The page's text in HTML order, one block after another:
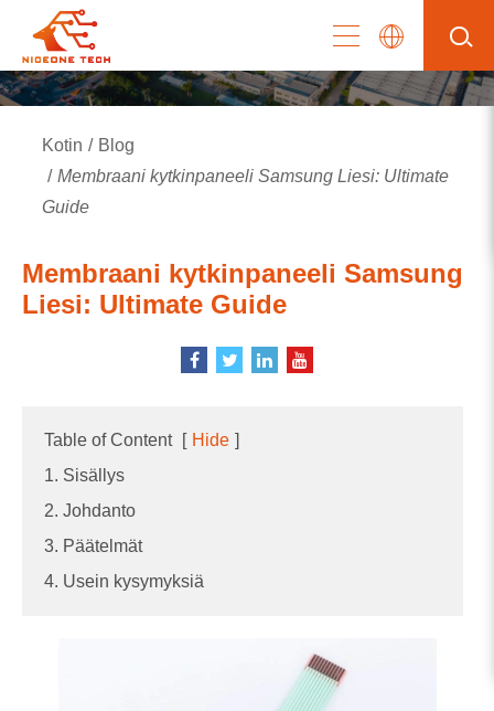
Kotin
Blog
Membraani kytkinpaneeli Samsung Liesi: Ultimate
Guide
Membraani kytkinpaneeli Samsung
Liesi: Ultimate Guide
Table of Content [ Hide ]
1. Sisällys
2. Johdanto
3. Päätelmät
4. Usein kysymyksiä